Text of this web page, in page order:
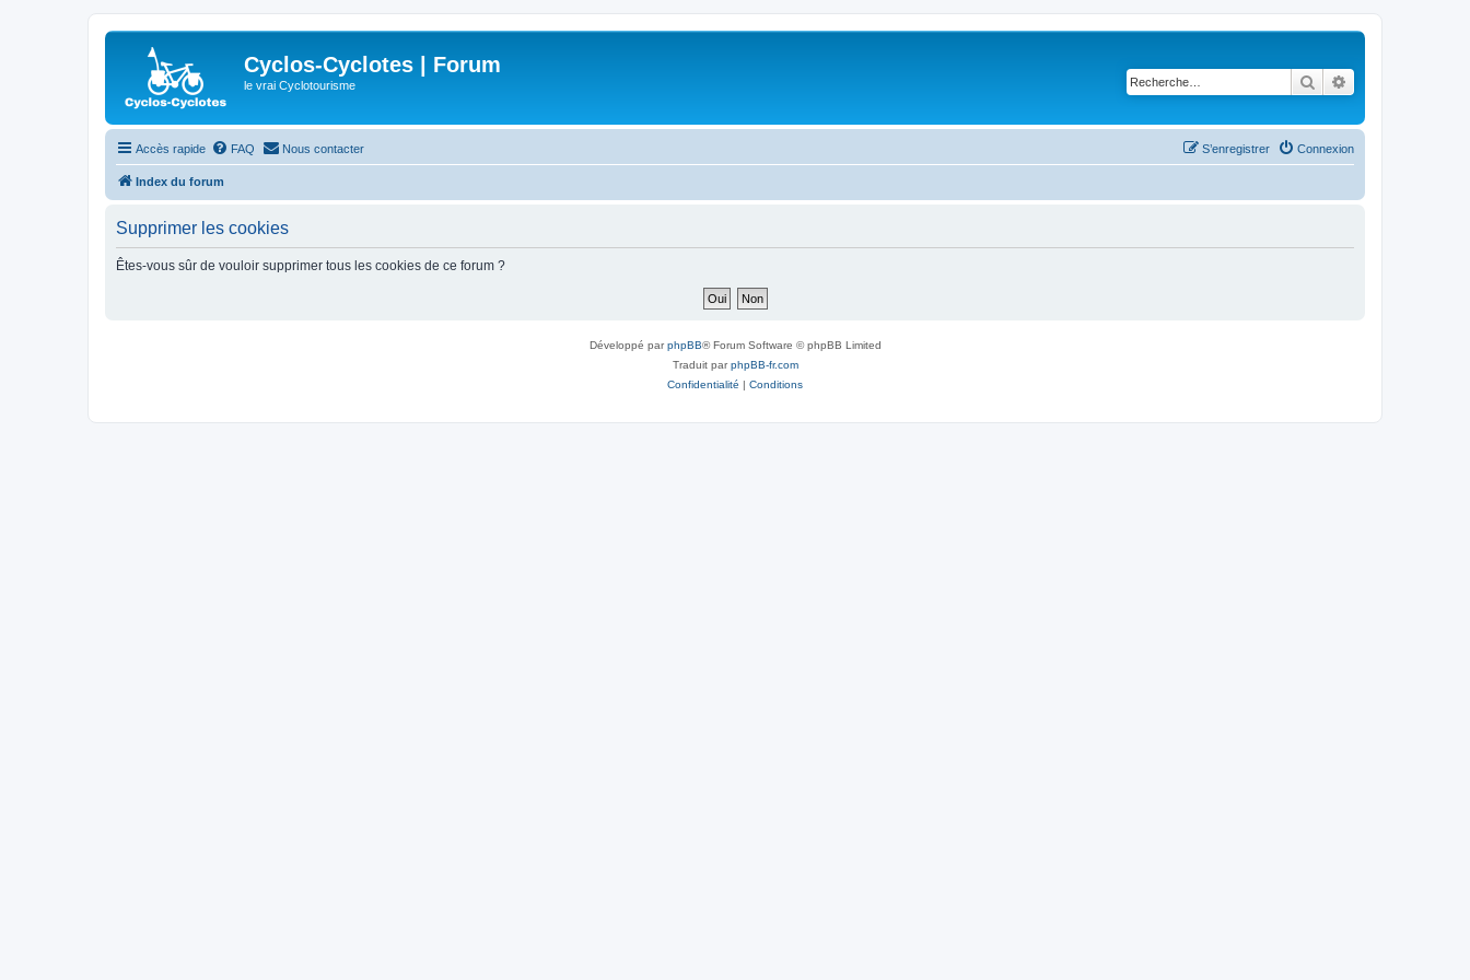
Cyclos-Cyclotes | Forum
le vrai Cyclotourisme Rechercher
Accès rapide FAQ Nous contacter Connexion
S’enregistrer
Index du forum
Supprimer les cookies
Êtes-vous sûr de vouloir supprimer tous les cookies de ce forum ?
Développé parphpBB® Forum Software © phpBB Limited
Traduit parphpBB-fr.com
Confidentialité | Conditions